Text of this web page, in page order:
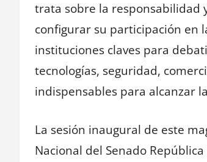
trata sobre la responsabilidad
configurar su participación en
instituciones claves para
tecnologías, seguridad,
indispensables para alcanzar
La sesión inaugural de este
Nacional del Senado